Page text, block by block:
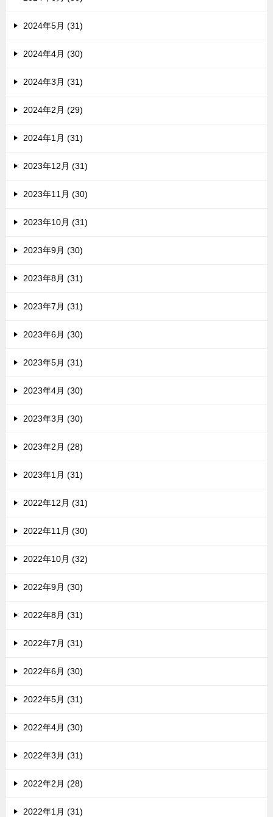
2024年5月 (31)
2024年4月 (30)
2024年3月 (31)
2024年2月 (29)
2024年1月 (31)
2023年12月 (31)
2023年11月 (30)
2023年10月 (31)
2023年9月 (30)
2023年8月 (31)
2023年7月 (31)
2023年6月 (30)
2023年5月 (31)
2023年4月 (30)
2023年3月 (30)
2023年2月 (28)
2023年1月 (31)
2022年12月 (31)
2022年11月 (30)
2022年10月 (32)
2022年9月 (30)
2022年8月 (31)
2022年7月 (31)
2022年6月 (30)
2022年5月 (31)
2022年4月 (30)
2022年3月 (31)
2022年2月 (28)
2022年1月 (31)